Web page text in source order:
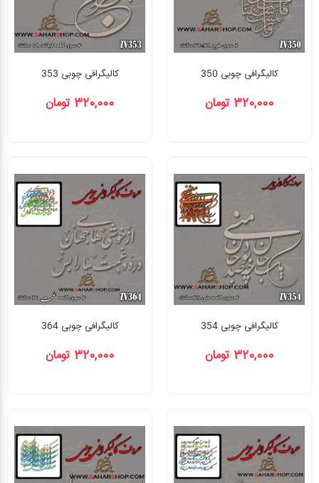
کالیگرافی چوبی 350
320,000 تومان
کالیگرافی چوبی 353
320,000 تومان
کالیگرافی چوبی 354
320,000 تومان
کالیگرافی چوبی 364
320,000 تومان